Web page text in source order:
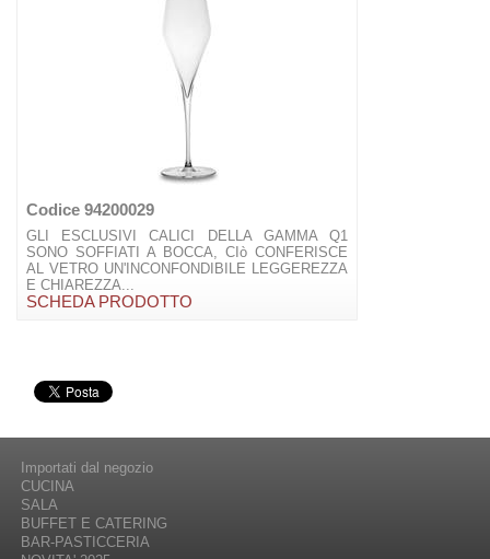
Codice 94200029
GLI ESCLUSIVI CALICI DELLA GAMMA Q1
SONO SOFFIATI A BOCCA, CIò CONFERISCE
AL VETRO UN'INCONFONDIBILE LEGGEREZZA
E CHIAREZZA...
SCHEDA PRODOTTO
Importati dal negozio
CUCINA
SALA
BUFFET E CATERING
BAR-PASTICCERIA